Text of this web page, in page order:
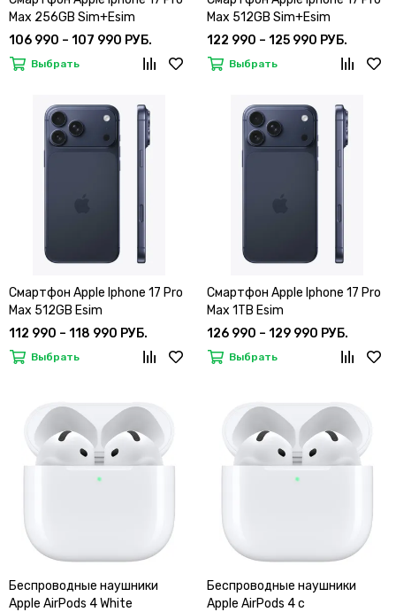
Max 256GB Sim+Esim
106 990 – 107 990 РУБ.
Выбрать
Max 512GB Sim+Esim
122 990 – 125 990 РУБ.
Выбрать
Смартфон Apple Iphone 17 Pro
Max 512GB Esim
112 990 – 118 990 РУБ.
Выбрать
Смартфон Apple Iphone 17 Pro
Max 1TB Esim
126 990 – 129 990 РУБ.
Выбрать
Беспроводные наушники
Apple AirPods 4 White
Беспроводные наушники
Apple AirPods 4 с